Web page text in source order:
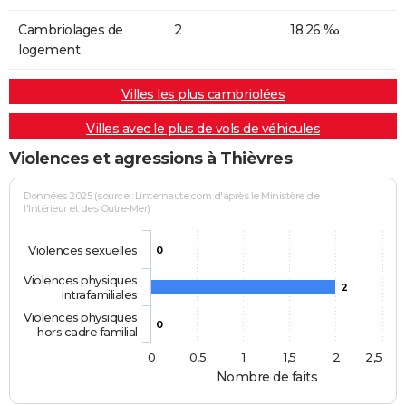
Cambriolages de
logement
2 18,26 ‰
Villes les plus cambriolées
Villes avec le plus de vols de véhicules
Violences et agressions à Thièvres
Nombre de faits
Données 2025 (source : Linternaute.com d'après le Ministère de
l'Intérieur et des Outre-Mer)
0
2
0
Violences sexuelles
Violences physiques
intrafamiliales
Violences physiques
hors cadre familial
0
0,5 1 1,5 2 2,5